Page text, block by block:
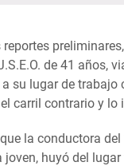
reportes
de 41 años,
su lugar de trabajo
carril contrario y lo
la conductora del
joven, huyó del